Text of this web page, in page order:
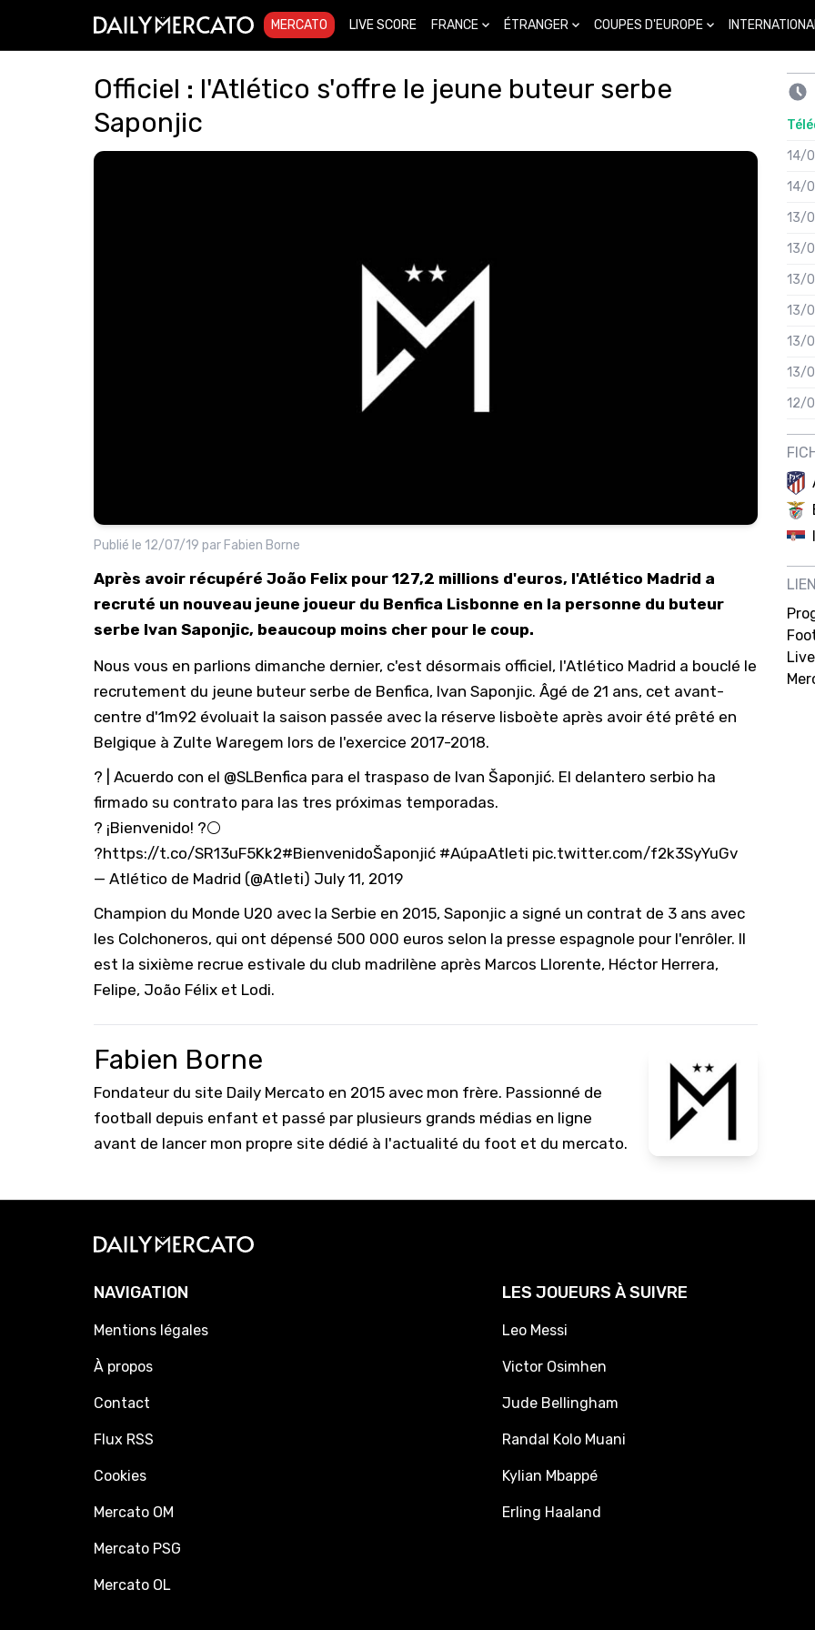
MERCATO LIVE SCORE FRANCE ÉTRANGER COUPES D'EUROPE
Officiel : l'Atlético s'offre le jeune buteur serbe
Saponjic
Publié le 12/07/19 par Fabien Borne
Après avoir récupéré João Felix pour 127,2 millions d'euros, l'Atlético Madrid a
recruté un nouveau jeune joueur du Benfica Lisbonne en la personne du buteur
serbe Ivan Saponjic, beaucoup moins cher pour le coup.
Nous vous en parlions dimanche dernier, c'est désormais officiel, l'Atlético Madrid a bouclé le
recrutement du jeune buteur serbe de Benfica, Ivan Saponjic. Âgé de 21 ans, cet avant-
centre d'1m92 évoluait la saison passée avec la réserve lisboète après avoir été prêté en
Belgique à Zulte Waregem lors de l'exercice 2017-2018.
? | Acuerdo con el @SLBenfica para el traspaso de Ivan Šaponjić. El delantero serbio ha
firmado su contrato para las tres próximas temporadas.
? ¡Bienvenido! ?⚪
?https://t.co/SR13uF5Kk2#BienvenidoŠaponjić #AúpaAtleti pic.twitter.com/f2k3SyYuGv
— Atlético de Madrid (@Atleti) July 11, 2019
Champion du Monde U20 avec la Serbie en 2015, Saponjic a signé un contrat de 3 ans avec
les Colchoneros, qui ont dépensé 500 000 euros selon la presse espagnole pour l'enrôler. Il
est la sixième recrue estivale du club madrilène après Marcos Llorente, Héctor Herrera,
Felipe, João Félix et Lodi.
Fabien Borne
Fondateur du site Daily Mercato en 2015 avec mon frère. Passionné de
football depuis enfant et passé par plusieurs grands médias en ligne
avant de lancer mon propre site dédié à l'actualité du foot et du mercato.
14/
14/
13/
13/
13/
13/
13/
13/
12/
12/
12/01
12/01
11/
11/
11/
11/
NAVIGATION
Mentions légales
À propos
Contact
Flux RSS
Cookies
Mercato OM
Mercato PSG
Mercato OL
LES JOUEURS À SUIVRE
Leo Messi
Victor Osimhen
Jude Bellingham
Randal Kolo Muani
Kylian Mbappé
Erling Haaland